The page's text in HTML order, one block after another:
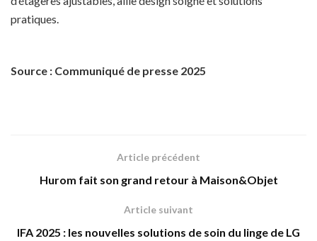
pratiques.
Source : Communiqué de presse 2025
Article précédent
Hurom fait son grand retour à Maison&Objet
Article suivant
IFA 2025 : les nouvelles solutions de soin du linge de LG